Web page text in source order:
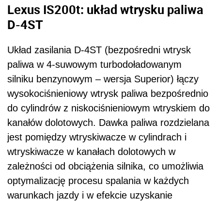
Lexus IS200t: układ wtrysku paliwa
D-4ST
Układ zasilania D-4ST (bezpośredni wtrysk
paliwa w 4-suwowym turbodoładowanym
silniku benzynowym – wersja Superior) łączy
wysokociśnieniowy wtrysk paliwa bezpośrednio
do cylindrów z niskociśnieniowym wtryskiem do
kanałów dolotowych. Dawka paliwa rozdzielana
jest pomiędzy wtryskiwacze w cylindrach i
wtryskiwacze w kanałach dolotowych w
zależności od obciążenia silnika, co umożliwia
optymalizację procesu spalania w każdych
warunkach jazdy i w efekcie uzyskanie